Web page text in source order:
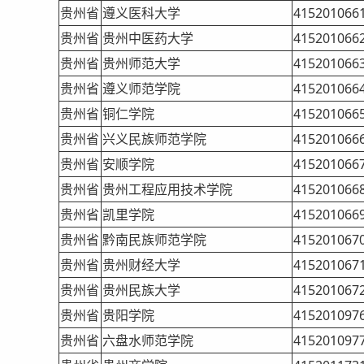
贵州省 遵义医科大学
贵州省 贵州中医药大学
贵州省 贵州师范大学
贵州省 遵义师范学院
贵州省 铜仁学院
贵州省 兴义民族师范学院
贵州省 安顺学院
贵州省 贵州工程应用技术学院
贵州省 凯里学院
贵州省 黔南民族师范学院
贵州省 贵州财经大学
贵州省 贵州民族大学
贵州省 贵阳学院
贵州省 六盘水师范学院